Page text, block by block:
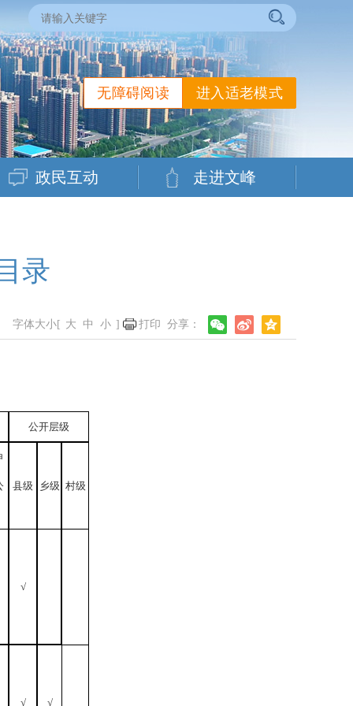
进入适老模式
无障碍阅读
政民互动 走进文峰
录
字体大小[ 大 中 小 ] 打印 分享：
公开层级
县级 乡级 村级
√
√ √